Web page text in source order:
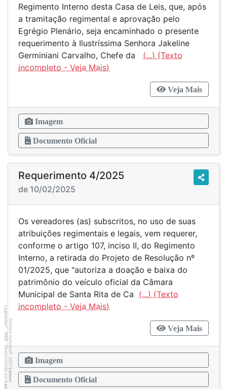
Regimento Interno desta Casa de Leis, que, após
a tramitação regimental e aprovação pelo
Egrégio Plenário, seja encaminhado o presente
requerimento à Ilustríssima Senhora Jakeline
Germiniani Carvalho, Chefe da (...)
Veja Mais
Imagem
Documento Oficial
Requerimento 4/2025
de 10/02/2025
Os vereadores (as) subscritos, no uso de suas
atribuições regimentais e legais, vem requerer,
conforme o artigo 107, inciso II, do Regimento
Interno, a retirada do Projeto de Resolução nº
01/2025, que "autoriza a doação e baixa do
patrimônio do veículo oficial da Câmara
Municipal de Santa Rita de Ca (...)
Veja Mais
Imagem
Documento Oficial
Direitos Autorais
©
2001
Lancer
Legislador
®
WEB - Desenvolvido por